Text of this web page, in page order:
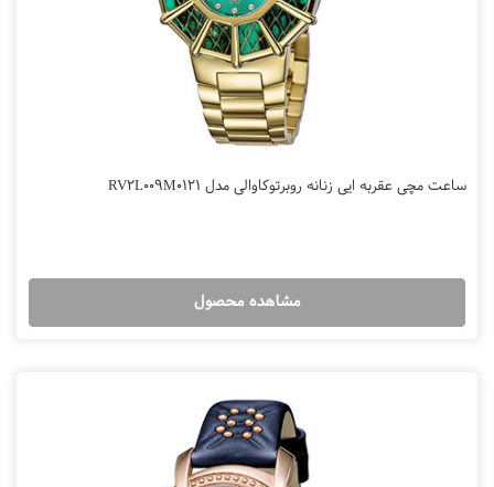
ساعت مچی عقربه ایی زنانه روبرتوکاوالی مدل RV2L009M0121
مشاهده محصول